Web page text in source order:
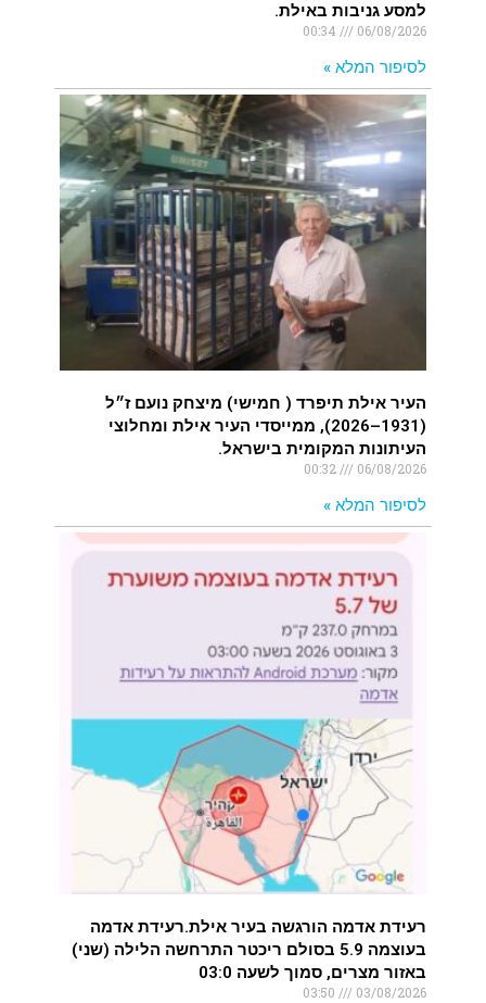
למסע גניבות באילת.
06/08/2026
לסיפור המלא »
העיר אילת תיפרד ( חמישי) מיצחק נועם ז״ל
(1931–2026), ממייסדי העיר אילת ומחלוצי
העיתונות המקומית בישראל.
06/08/2026
לסיפור המלא »
רעידת אדמה הורגשה בעיר אילת.רעידת אדמה
בעוצמה 5.9 בסולם ריכטר התרחשה הלילה (שני)
באזור מצרים, סמוך לשעה 03:0
03/08/2026